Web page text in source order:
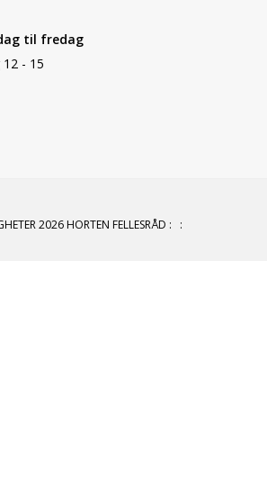
til fredag
- 15
2026 HORTEN FELLESRÅD : :